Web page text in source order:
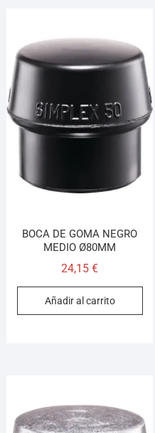
BOCA DE GOMA NEGRO
MEDIO Ø80MM
24,15€
Añadir al carrito